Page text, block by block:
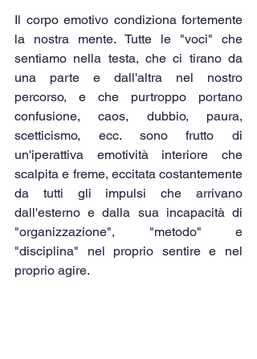
Il corpo emotivo condiziona fortemente
la nostra mente. Tutte le "voci" che
sentiamo nella testa, che ci tirano da
una parte e dall'altra nel nostro
percorso, e che purtroppo portano
confusione, caos, dubbio, paura,
scetticismo, ecc. sono frutto di
un'iperattiva emotività interiore che
scalpita e freme, eccitata costantemente
da tutti gli impulsi che arrivano
dall'esterno e dalla sua incapacità di
"organizzazione", "metodo" e
"disciplina" nel proprio sentire e nel
proprio agire.